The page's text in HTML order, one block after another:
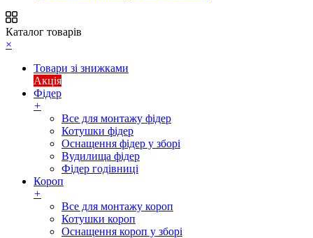
Каталог товарів
×
Товари зі знижками
Акція
Фідер
+
Все для монтажу фідер
Котушки фідер
Оснащення фідер у зборі
Вудилища фідер
Фідер годівниці
Короп
+
Все для монтажу короп
Котушки короп
Оснащення короп у зборі